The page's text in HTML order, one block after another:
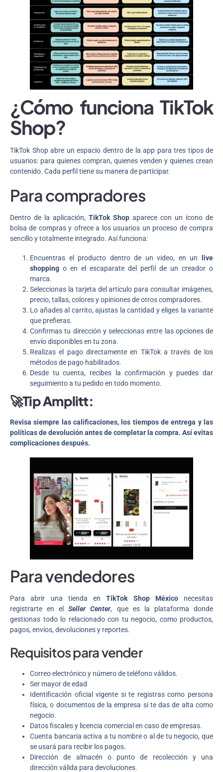
¿Cómo funciona TikTok
Shop?
TikTok Shop abre un espacio dentro de la app para tres tipos de
usuarios: para quienes compran, quienes venden y quienes crean
contenido. Cada perfil tiene su manera de participar.
Para compradores
Dentro de la aplicación, TikTok Shop aparece con un ícono de
bolsa de compras y ofrece a los usuarios un proceso de compra
sencillo y totalmente integrado. Así funciona:
Encuentras el producto dentro de un video, en un live
shopping o en el escaparate del perfil de un creador o
marca.
Seleccionas la tarjeta del artículo para consultar imágenes,
precio, tallas, colores y opiniones de otros compradores.
Lo añades al carrito, ajustas la cantidad y eliges la variante
que prefieras.
Confirmas tu dirección y seleccionas entre las opciones de
envío disponibles en tu zona.
Realizas el pago directamente en TikTok a través de los
métodos de pago habilitados.
Desde tu cuenta, recibes la confirmación y puedes dar
seguimiento a tu pedido en todo momento.
🚀Tip Amplitt:
Revisa siempre las calificaciones, los tiempos de entrega y las
políticas de devolución antes de completar la compra. Así evitas
complicaciones después.
Para vendedores
Para abrir una tienda enTikTok Shop Méxiconecesitas
registrarte en elSeller Center, que es la plataforma donde
gestionas todo lo relacionado con tu negocio, como productos,
pagos, envíos, devoluciones y reportes.
Requisitos para vender
Correo electrónico y número de teléfono válidos.
Ser mayor de edad
Identificación oficial vigente si te registras como persona
física, o documentos de la empresa si te das de alta como
negocio.
Datos fiscales y licencia comercial en caso de empresas.
Cuenta bancaria activa a tu nombre o al de tu negocio, que
se usará para recibir los pagos.
Dirección de almacén o punto de recolección y una
dirección válida para devoluciones.